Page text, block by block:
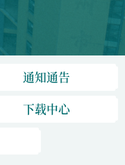
通知通告
下载中心